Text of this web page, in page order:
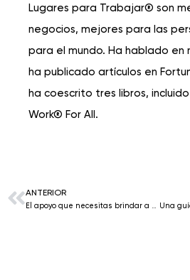
Lugares para Trabajar® son
negocios, mejores para las
para el mundo. Ha hablado en
ha publicado artículos en
ha coescrito tres libros,
Work® For All.
ANTERIOR
El apoyo que necesitas brindar a tus empleados de raza negra hoy.